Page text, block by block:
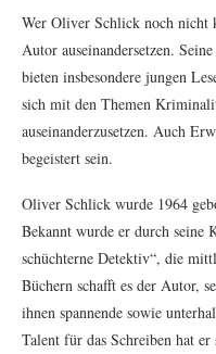
Wer Oliver Schlick noch nicht
Autor auseinandersetzen.
bieten insbesondere jungen
sich mit den Themen
auseinanderzusetzen. Auch
begeistert sein.
Oliver Schlick wurde 1964
Bekannt wurde er durch seine
schüchterne Detektiv“, die
Büchern schafft es der Autor,
ihnen spannende sowie
Talent für das Schreiben hat